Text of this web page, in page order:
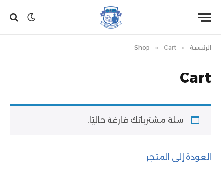
الرئيسية »
Shop » Cart
Cart
سلة مشترياتك فارغة حاليًا.
العودة إلى المتجر